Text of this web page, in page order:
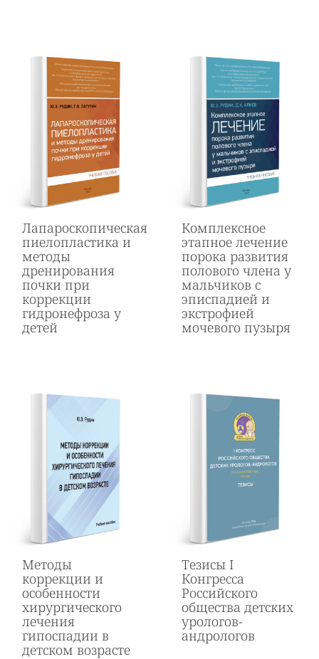
Лапароскопическая
пиелопластика и
методы
дренирования
почки при
коррекции
гидронефроза у
детей
Комплексное
этапное лечение
порока развития
полового члена у
мальчиков с
эписпадией и
экстрофией
мочевого пузыря
Методы
коррекции и
особенности
хирургического
лечения
гипоспадии в
детском возрасте
Тезисы I
Конгресса
Российского
общества детских
урологов-
андрологов